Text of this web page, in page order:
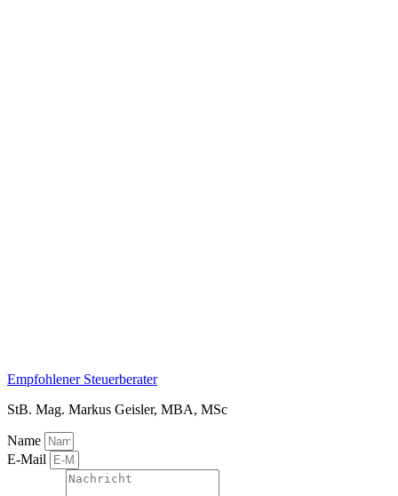
Empfohlener Steuerberater
StB. Mag. Markus Geisler, MBA, MSc
Name
E-Mail